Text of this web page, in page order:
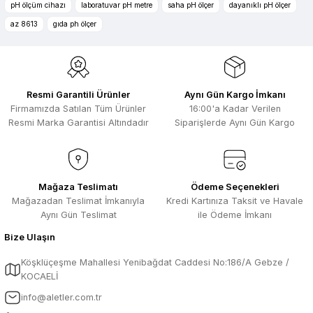
Ürün açıklamasında eksik bilgiler bulunuyor.
Ürün bilgilerinde hatalar bulunuyor.
Bu ürüne benzer farklı alternatifler olmalı.
bulunuyor. Özellikle unit ,prolink ,gibi
ürünlerin ithalatçısı olması hasebi ile
Selim Toprak | 29/07/2026
Kısa sürede geldi. Ürünler de iyi
sarılmıştı. Gayet iyi
Ali Salih Yıldız | 10/07/2026
Hızlı sipariş ve güvenli paketleme için
çok teşekkürler ediyorum
F... D... | 06/07/2026
Makine çok iyi herkese tavsiye
üzerinden 4 ürünnaldım ve hızlı ve
sorunsuz bir şekilde tarafıma ulaştı çok
pH ölçüm cihazı laboratuvar pH metre saha pH ölçer dayanıklı pH ölçer
az 8613 gıda ph ölçer
Resmi Garantili Ürünler
Firmamızda Satılan Tüm Ürünler
Resmi Marka Garantisi Altındadır
Aynı Gün Kargo İmkanı
16:00'a Kadar Verilen
Siparişlerde Aynı Gün Kargo
Mağaza Teslimatı
Mağazadan Teslimat İmkanıyla
Aynı Gün Teslimat
Ödeme Seçenekleri
Kredi Kartınıza Taksit ve Havale
ile Ödeme İmkanı
Bize Ulaşın
Köşklüçeşme Mahallesi Yenibağdat Caddesi No:186/A Gebze /
KOCAELİ
info@aletler.com.tr